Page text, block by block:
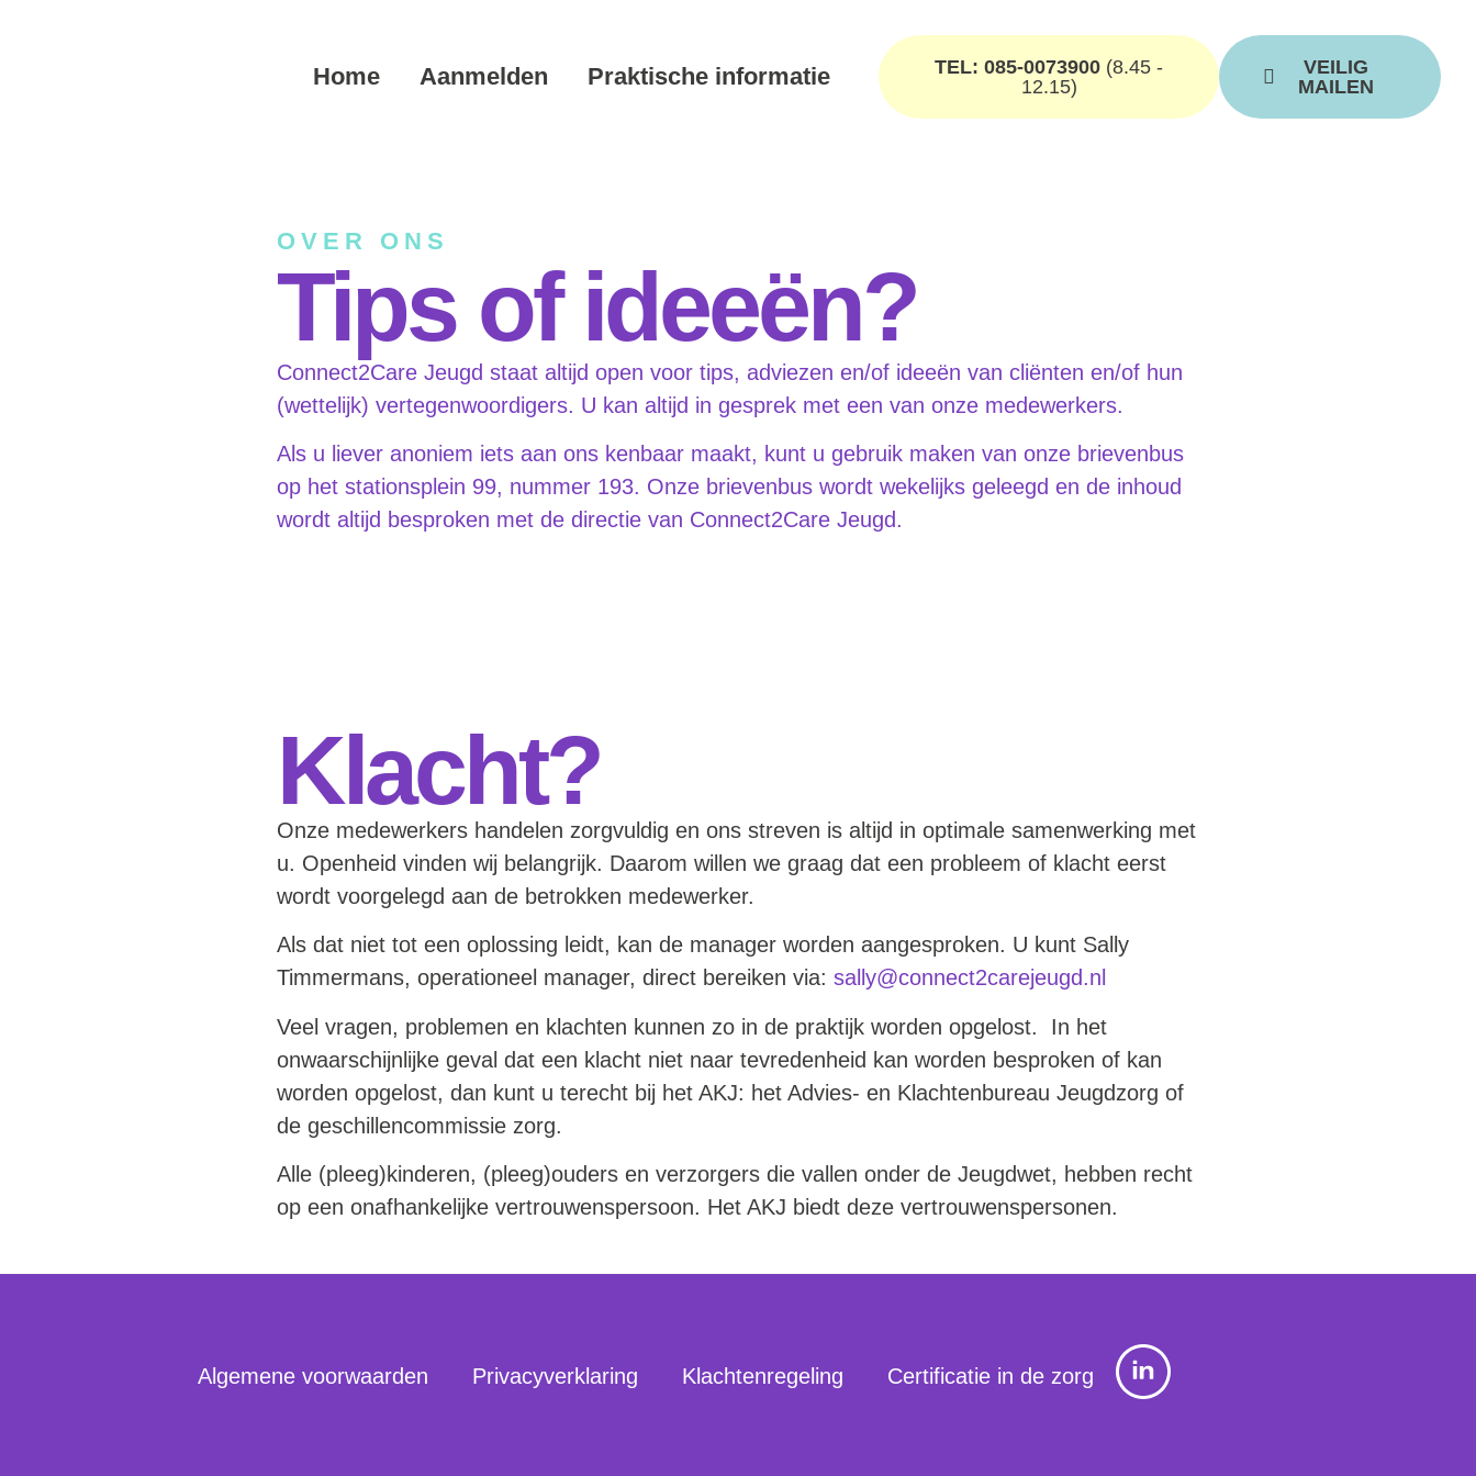
Home Aanmelden Praktische informatie
VEILIG
MAILEN
TEL: 085-0073900 (8.45 -
12.15)
OVER ONS
Tips of ideeën?
Connect2Care Jeugd staat altijd open voor tips, adviezen en/of ideeën van cliënten en/of hun
(wettelijk) vertegenwoordigers. U kan altijd in gesprek met een van onze medewerkers.
Als u liever anoniem iets aan ons kenbaar maakt, kunt u gebruik maken van onze brievenbus
op het stationsplein 99, nummer 193. Onze brievenbus wordt wekelijks geleegd en de inhoud
wordt altijd besproken met de directie van Connect2Care Jeugd.
Klacht?
Onze medewerkers handelen zorgvuldig en ons streven is altijd in optimale samenwerking met
u. Openheid vinden wij belangrijk. Daarom willen we graag dat een probleem of klacht eerst
wordt voorgelegd aan de betrokken medewerker.
Als dat niet tot een oplossing leidt, kan de manager worden aangesproken. U kunt Sally
Timmermans, operationeel manager, direct bereiken via: sally@connect2carejeugd.nl
Veel vragen, problemen en klachten kunnen zo in de praktijk worden opgelost. In het
onwaarschijnlijke geval dat een klacht niet naar tevredenheid kan worden besproken of kan
worden opgelost, dan kunt u terecht bij het AKJ: het Advies- en Klachtenbureau Jeugdzorg of
de geschillencommissie zorg.
Alle (pleeg)kinderen, (pleeg)ouders en verzorgers die vallen onder de Jeugdwet, hebben recht
op een onafhankelijke vertrouwenspersoon. Het AKJ biedt deze vertrouwenspersonen.
Algemene voorwaarden Privacyverklaring Klachtenregeling Certificatie in de zorg